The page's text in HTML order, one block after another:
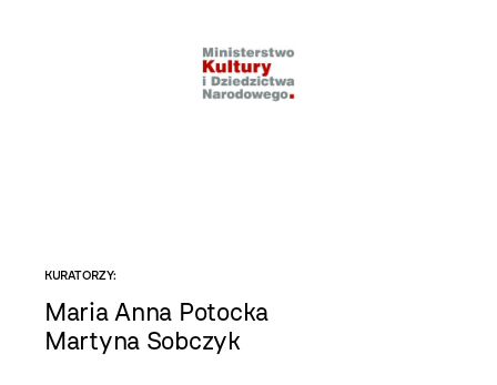
KURATORZY:
Maria Anna Potocka
Martyna Sobczyk